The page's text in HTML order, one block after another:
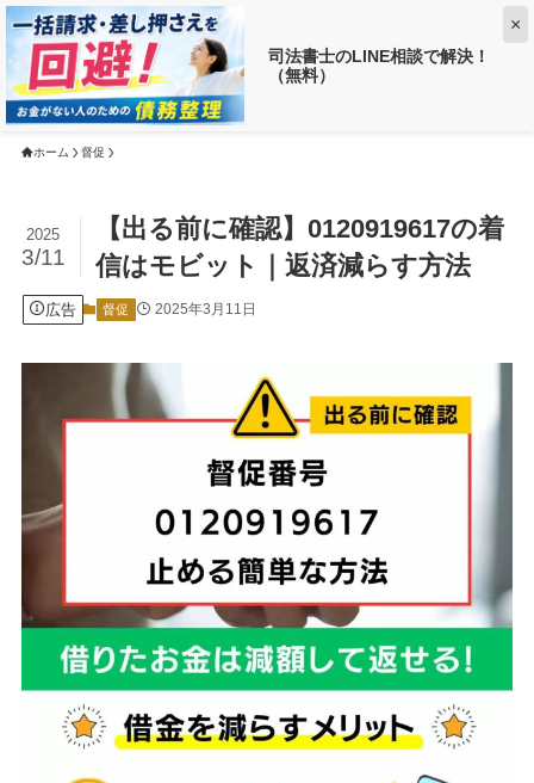
司法書士のLINE相談で解決！
（無料）
×
【返済がお得に!?】 借金がいくら減るか調べる ➡
ホーム 督促
【出る前に確認】0120919617の着
信はモビット｜返済減らす方法
2025
3/11
広告 督促 2025年3月11日